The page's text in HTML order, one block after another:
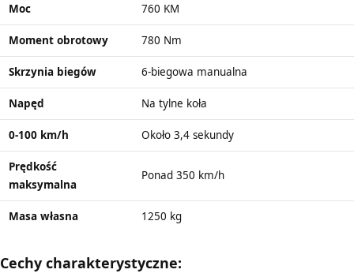
Moc 760 KM
Moment obrotowy 780 Nm
Skrzynia biegów 6-biegowa manualna
Napęd Na tylne koła
0-100 km/h Około 3,4 sekundy
Prędkość
maksymalna
Ponad 350 km/h
Masa własna 1250 kg
Cechy charakterystyczne: